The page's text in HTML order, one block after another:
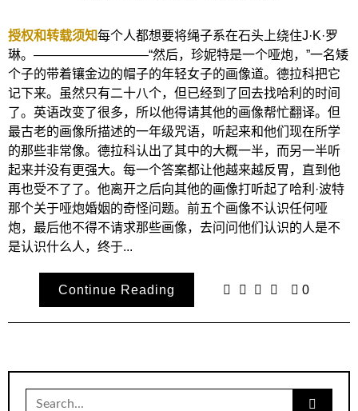
授权和转载须知每个人都想要将绳子系在石头上绕住J·K·罗
琳。—————————“然后，珍妮特是一个哑炮，”一名矮
个子的带着镶金边的帽子的年轻女子的画像道。德拉科把它
记下来。虽然只有二十八个，但已经到了回去找哈利的时间
了。英语改变了很多，所以他得请其他的画像帮忙翻译。但
最古老的画像所描述的一年级咒语，听起来和他们现在所学
的那些非常像。德拉科认出了其中的大概一半，而另一半听
起来并没有更强大。每一个答案都让他越来越反胃，直到他
再也受不了了。他离开之后向其他的画像打听起了哈利·波特
那个关于哑炮婚姻的奇怪问题。前五个画像不认识任何哑
炮，最后他不得不请求那些画像，去问问他们认识的人是不
是认识什么人，终于...
Continue Reading 0
Search